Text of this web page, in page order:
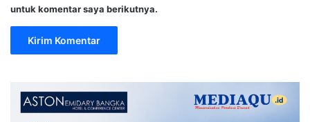
untuk komentar saya berikutnya.